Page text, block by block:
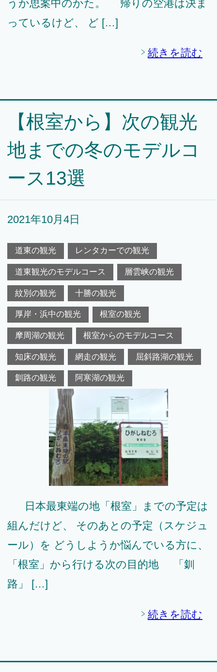
うか思案中のかた。 帰りの空港は決ま
っているけど、 ど […]
続きを読む
【根室から】次の観光
地までの冬のモデルコ
ース13選
2021年10月4日
道東の観光 レンタカーでの観光
道東観光のモデルコース 層雲峡の観光
紋別の観光 十勝の観光
厚岸・浜中の観光 根室の観光
摩周湖の観光 根室からのモデルコース
知床の観光 網走の観光 屈斜路湖の観光
釧路の観光 阿寒湖の観光
日本最東端の地「根室」までの予定は
組んだけど、 そのあとの予定（スケジュ
ール）を どうしようか悩んでいる方に、
「根室」から行ける次の目的地 「釧
路」 […]
続きを読む